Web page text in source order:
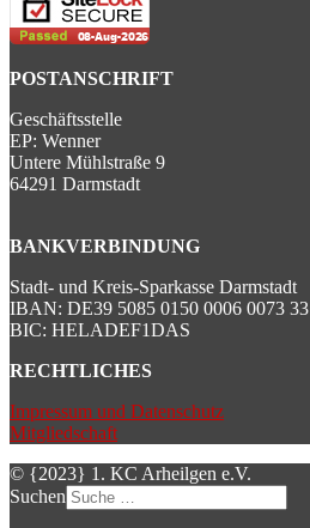
POSTANSCHRIFT
Geschäftsstelle
EP: Wenner
Untere Mühlstraße 9
64291 Darmstadt
BANKVERBINDUNG
Stadt- und Kreis-Sparkasse Darmstadt
IBAN: DE39 5085 0150 0006 0073 33
BIC: HELADEF1DAS
RECHTLICHES
Impressum und Datenschutz
Mitgliedschaft
© {2023} 1. KC Arheilgen e.V.
Suchen